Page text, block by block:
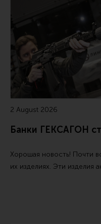
2 August 2026
Банки ГЕКСАГОН
Хорошая новость! Почти
их изделиях. Эти изделия